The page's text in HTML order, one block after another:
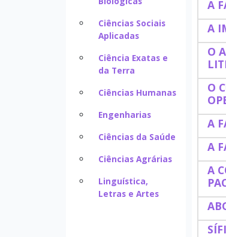
Ciências Sociais
Aplicadas
Ciência Exatas e
da Terra
Ciências Humanas
Engenharias
Ciências da Saúde
Ciências Agrárias
Linguística,
Letras e Artes
A
A
O
O
A
A
A